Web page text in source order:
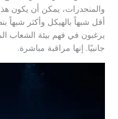
والمنحدرات، يمكن أن يكون هذا
أقل شبهاً بالهيكل وأكثر شبهاً
يرغبون في فهم بيئة الشعاب
جانبيًا. إنها مراقبة مباشرة.